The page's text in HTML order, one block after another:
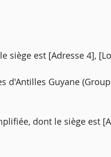
siège est [Adresse 4],
d'Antilles Guyane
dont le siège est